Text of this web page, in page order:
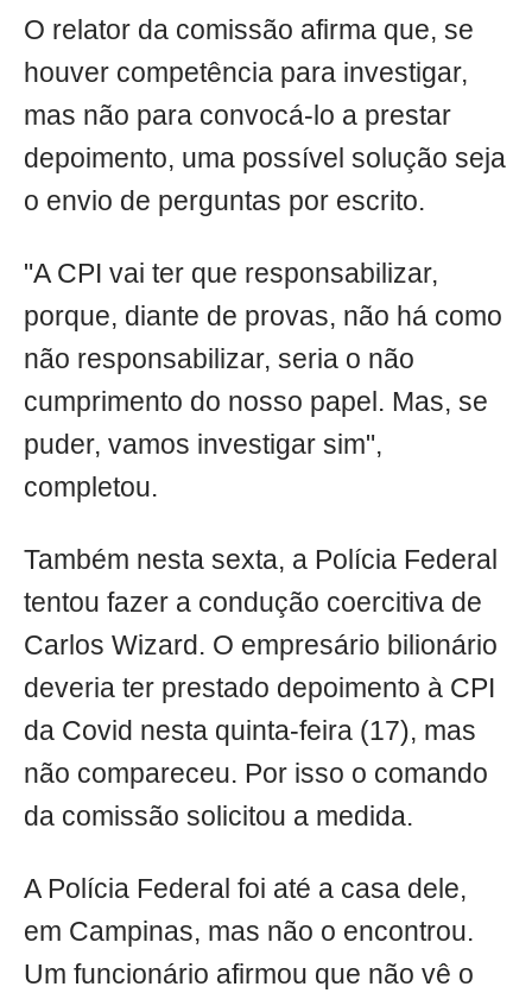
O relator da comissão afirma que, se
houver competência para investigar,
mas não para convocá-lo a prestar
depoimento, uma possível solução seja
o envio de perguntas por escrito.
"A CPI vai ter que responsabilizar,
porque, diante de provas, não há como
não responsabilizar, seria o não
cumprimento do nosso papel. Mas, se
puder, vamos investigar sim",
completou.
Também nesta sexta, a Polícia Federal
tentou fazer a condução coercitiva de
Carlos Wizard. O empresário bilionário
deveria ter prestado depoimento à CPI
da Covid nesta quinta-feira (17), mas
não compareceu. Por isso o comando
da comissão solicitou a medida.
A Polícia Federal foi até a casa dele,
em Campinas, mas não o encontrou.
Um funcionário afirmou que não vê o